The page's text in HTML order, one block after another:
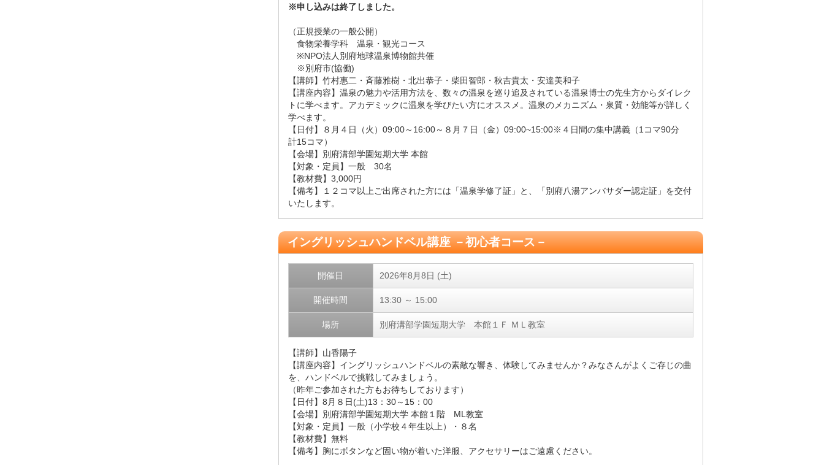
※申し込みは終了しました。
（正規授業の一般公開）
食物栄養学科 温泉・観光コース
※NPO法人別府地球温泉博物館共催
※別府市(協働)
【講師】竹村惠二・斉藤雅樹・北出恭子・柴田智郎・秋吉貴太・安達美和子
【講座内容】温泉の魅力や活用方法を、数々の温泉を巡り追及されている温泉博士の先生方からダイレク
トに学べます。アカデミックに温泉を学びたい方にオススメ。温泉のメカニズム・泉質・効能等が詳しく
学べます。
【日付】８月４日（火）09:00～16:00～８月７日（金）09:00~15:00※４日間の集中講義（1コマ90分
計15コマ）
【会場】別府溝部学園短期大学 本館
【対象・定員】一般 30名
【教材費】3,000円
【備考】１２コマ以上ご出席された方には「温泉学修了証」と、「別府八湯アンバサダー認定証」を交付
いたします。
イングリッシュハンドベル講座 －初心者コース－
開催日 2026年8月8日 (土)
開催時間 13:30 ～ 15:00
場所 別府溝部学園短期大学 本館１Ｆ ＭＬ教室
【講師】山香陽子
【講座内容】イングリッシュハンドベルの素敵な響き、体験してみませんか？みなさんがよくご存じの曲
を、ハンドベルで挑戦してみましょう。
（昨年ご参加された方もお待ちしております）
【日付】8月８日(土)13：30～15：00
【会場】別府溝部学園短期大学 本館１階 ML教室
【対象・定員】一般（小学校４年生以上）・８名
【教材費】無料
【備考】胸にボタンなど固い物が着いた洋服、アクセサリーはご遠慮ください。